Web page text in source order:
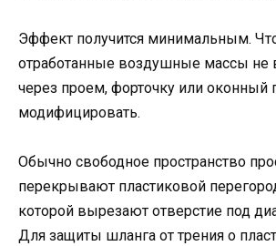
Эффект получится минимальным.
отработанные воздушные массы не
через проем, форточку или
модифицировать.
Обычно свободное пространство
перекрывают пластиковой
которой вырезают отверстие под
Для защиты шланга от трения о